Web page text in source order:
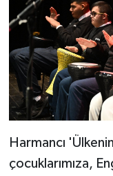
Harmancı
çocuklarımıza,